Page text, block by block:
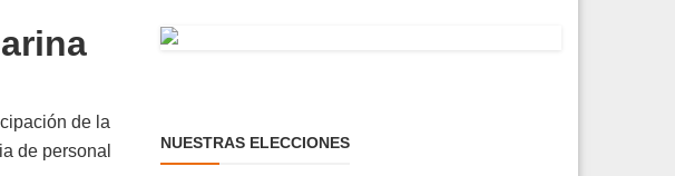
de la
de personal
NUESTRAS ELECCIONES